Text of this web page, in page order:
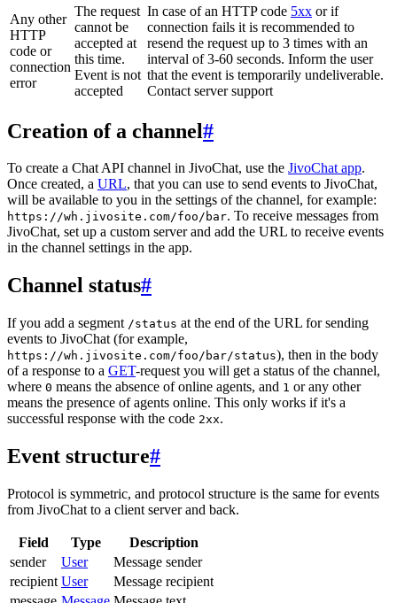
Any other
HTTP
code or
connection
error
The request
cannot be
accepted at
this time.
Event is not
accepted
In case of an HTTP code 5xx or if
connection fails it is recommended to
resend the request up to 3 times with an
interval of 3-60 seconds. Inform the user
that the event is temporarily undeliverable.
Contact server support
Creation of a channel#
To create a Chat API channel in JivoChat, use the JivoChat app.
Once created, a URL, that you can use to send events to JivoChat,
will be available to you in the settings of the channel, for example:
https://wh.jivosite.com/foo/bar. To receive messages from
JivoChat, set up a custom server and add the URL to receive events
in the channel settings in the app.
Channel status#
If you add a segment /status at the end of the URL for sending
events to JivoChat (for example,
https://wh.jivosite.com/foo/bar/status), then in the body
of a response to a GET-request you will get a status of the channel,
where 0 means the absence of online agents, and 1 or any other
means the presence of agents online. This only works if it's a
successful response with the code 2xx.
Event structure#
Protocol is symmetric, and protocol structure is the same for events
from JivoChat to a client server and back.
Field Type
Description
sender
User
Message sender
recipient User
Message recipient